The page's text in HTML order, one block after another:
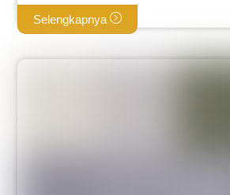
Selengkapnya